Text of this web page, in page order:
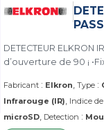
DETECTEUR ELKRON
d’ouverture de 90 ¡
Fabricant : Elkron Type :
Infrarouge (IR) Indice
microSD Detection :